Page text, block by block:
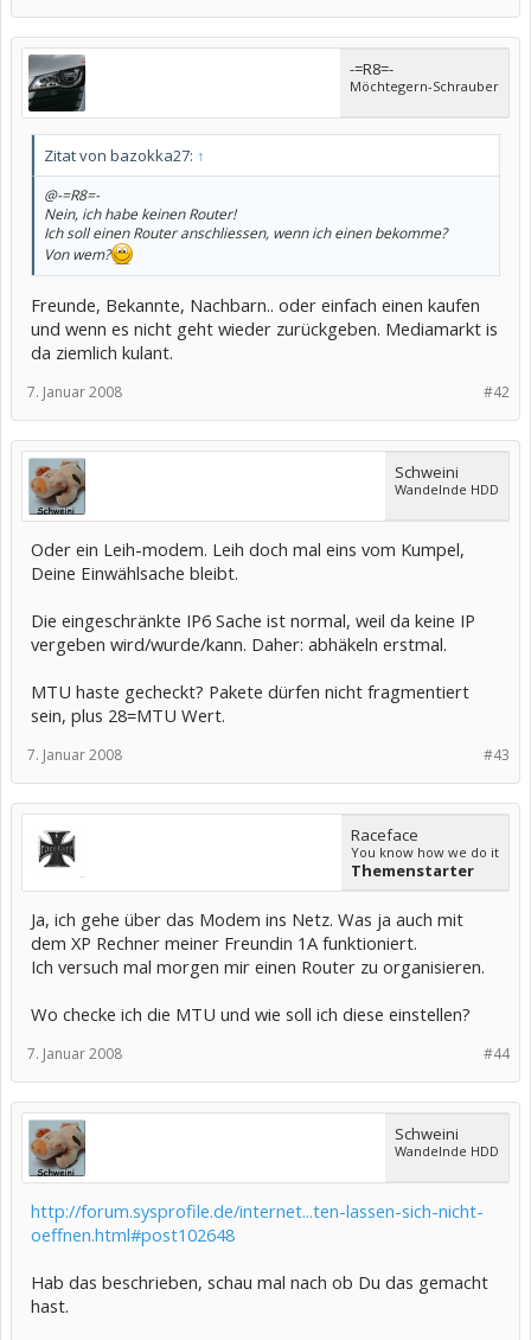
-=R8=-
Möchtegern-Schrauber
Zitat von bazokka27: ↑
@-=R8=-
Nein, ich habe keinen Router!
Ich soll einen Router anschliessen, wenn ich einen bekomme?
Von wem?
Freunde, Bekannte, Nachbarn.. oder einfach einen kaufen
und wenn es nicht geht wieder zurückgeben. Mediamarkt is
da ziemlich kulant.
#42
7. Januar 2008
Schweini
Wandelnde HDD
Oder ein Leih-modem. Leih doch mal eins vom Kumpel,
Deine Einwählsache bleibt.
Die eingeschränkte IP6 Sache ist normal, weil da keine IP
vergeben wird/wurde/kann. Daher: abhäkeln erstmal.
MTU haste gecheckt? Pakete dürfen nicht fragmentiert
sein, plus 28=MTU Wert.
#43
7. Januar 2008
Raceface
You know how we do it
Themenstarter
Ja, ich gehe über das Modem ins Netz. Was ja auch mit
dem XP Rechner meiner Freundin 1A funktioniert.
Ich versuch mal morgen mir einen Router zu organisieren.
Wo checke ich die MTU und wie soll ich diese einstellen?
#44
7. Januar 2008
Schweini
Wandelnde HDD
http://forum.sysprofile.de/internet...ten-lassen-sich-nicht-
oeffnen.html#post102648
Hab das beschrieben, schau mal nach ob Du das gemacht
hast.